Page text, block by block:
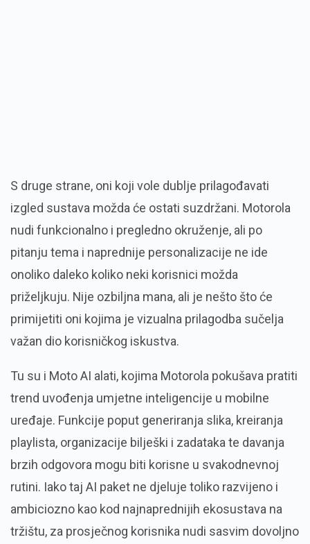
S druge strane, oni koji vole dublje prilagođavati
izgled sustava možda će ostati suzdržani. Motorola
nudi funkcionalno i pregledno okruženje, ali po
pitanju tema i naprednije personalizacije ne ide
onoliko daleko koliko neki korisnici možda
priželjkuju. Nije ozbiljna mana, ali je nešto što će
primijetiti oni kojima je vizualna prilagodba sučelja
važan dio korisničkog iskustva.
Tu su i Moto AI alati, kojima Motorola pokušava pratiti
trend uvođenja umjetne inteligencije u mobilne
uređaje. Funkcije poput generiranja slika, kreiranja
playlista, organizacije bilješki i zadataka te davanja
brzih odgovora mogu biti korisne u svakodnevnoj
rutini. Iako taj AI paket ne djeluje toliko razvijeno i
ambiciozno kao kod najnaprednijih ekosustava na
tržištu, za prosječnog korisnika nudi sasvim dovoljno